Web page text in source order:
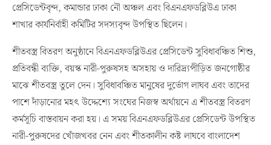
প্রেসিডেন্টবৃন্দ, কমান্ডার ঢাকা নৌ অঞ্চল এবং বিএনএফডব্লিউএ ঢাকা
শাখার কার্যনির্বাহী কমিটির সদস্যবৃন্দ উপস্থিত ছিলেন।
শীতবস্ত্র বিতরণ অনুষ্ঠানে বিএনএফডব্লিউএর প্রেসিডেন্ট সুবিধাবঞ্চিত শিশু,
প্রতিবন্ধী ব্যক্তি, বয়স্ক নারী-পুরুষসহ অসহায় ও দারিদ্র্যপীড়িত জনগোষ্ঠীর
মাঝে শীতবস্ত্র তুলে দেন। সুবিধাবঞ্চিত মানুষের দুর্ভোগ লাঘব এবং তাদের
পাশে দাঁড়ানোর মহৎ উদ্দেশ্যে সংঘের নিজস্ব অর্থায়নে এ শীতবস্ত্র বিতরণ
কর্মসূচি বাস্তবায়ন করা হয়। এ সময় বিএনএফডব্লিউএর প্রেসিডেন্ট উপস্থিত
নারী-পুরুষদের খোঁজখবর নেন এবং শীতকালীন কষ্ট লাঘবে বাংলাদেশ